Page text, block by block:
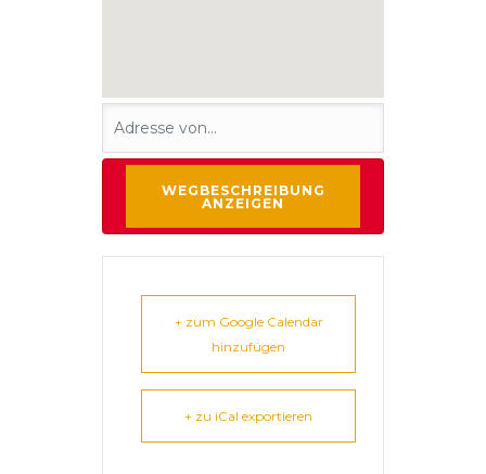
+ zum Google Calendar
hinzufügen
+ zu iCal exportieren